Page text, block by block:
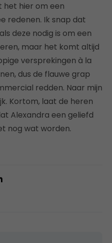
het hier om een
redenen. Ik snap dat
deze nodig is om een
maar het komt altijd
versprekingen à la
dus de flauwe grap
redden. Naar mijn
Kortom, laat de heren
Alexandra een geliefd
nog wat worden.